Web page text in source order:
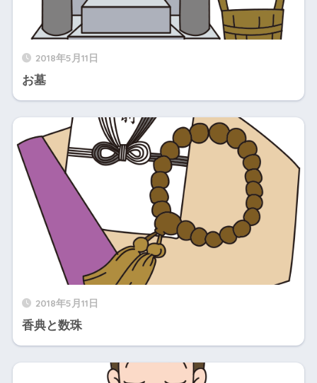
2018年5月11日
お墓
2018年5月11日
香典と数珠